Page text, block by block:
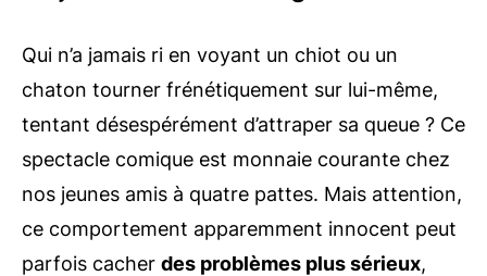
Qui n’a jamais ri en voyant un chiot ou un
chaton tourner frénétiquement sur lui-même,
tentant désespérément d’attraper sa queue ? Ce
spectacle comique est monnaie courante chez
nos jeunes amis à quatre pattes. Mais attention,
ce comportement apparemment innocent peut
parfois cacher des problèmes plus sérieux,